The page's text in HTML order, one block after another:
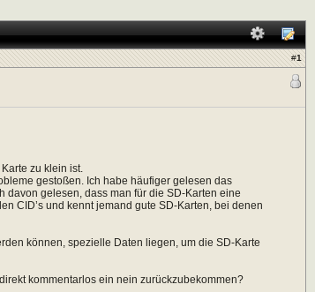
#1
zu klein ist.
gestoßen. Ich habe häufiger gelesen das
gelesen, dass man für die SD-Karten eine
CID’s und kennt jemand gute SD-Karten, bei denen
können, spezielle Daten liegen, um die SD-Karte
kommentarlos ein nein zurückzubekommen?